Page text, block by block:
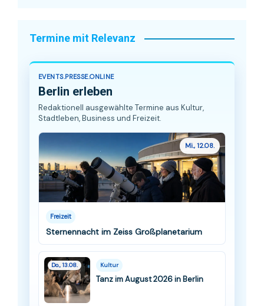
Termine mit Relevanz
EVENTS.PRESSE.ONLINE
Berlin erleben
Redaktionell ausgewählte Termine aus Kultur,
Stadtleben, Business und Freizeit.
Mi., 12.08.
Freizeit
Sternennacht im Zeiss Großplanetarium
Do., 13.08. Kultur
Tanz im August 2026 in Berlin